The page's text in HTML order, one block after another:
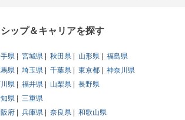
ップ＆キャリアを探す
県 宮城県 秋田県 山形県
福島県
県 埼玉県 千葉県 東京都
神奈川県
県 福井県 山梨県
長野県
県
三重県
府 兵庫県 奈良県
和歌山県